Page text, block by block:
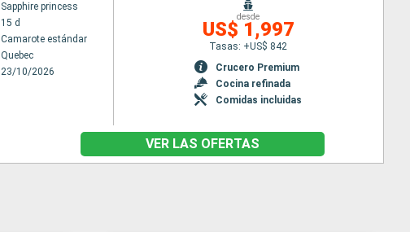
Sapphire princess
15 d
Camarote estándar
Quebec
23/10/2026
desde
US$ 1,997
Tasas: +US$ 842
Crucero Premium
Cocina refinada
Comidas incluidas
VER LAS OFERTAS